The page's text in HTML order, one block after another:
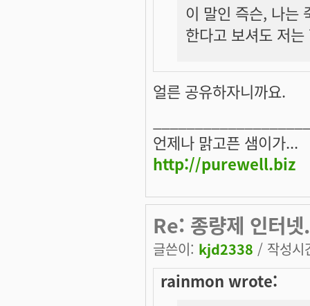
이 말인 즉슨, 나는
한다고 보셔도 저
얼른 공유하자니까요.
언제나 맑고픈 샘이가...
http://purewell.biz
Re: 종량제 인터
글쓴이: kjd2338 / 작성
rainmon wrote: